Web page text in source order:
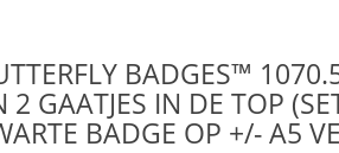
BADGES™
2 GAATJES IN DE TOP
BADGE OP +/- A5